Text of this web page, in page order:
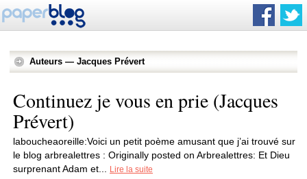
Auteurs — Jacques Prévert
Continuez je vous en prie (Jacques
Prévert)
laboucheaoreille:Voici un petit poème amusant que j’ai trouvé sur
le blog arbrealettres : Originally posted on Arbrealettres: Et Dieu
surprenant Adam et...
Lire la suite